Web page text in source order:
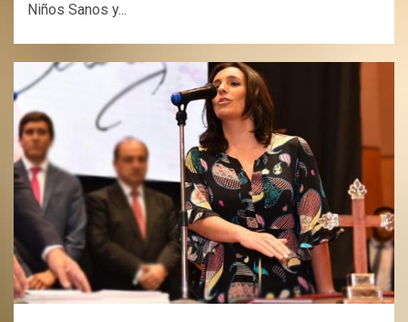
Niños Sanos y...